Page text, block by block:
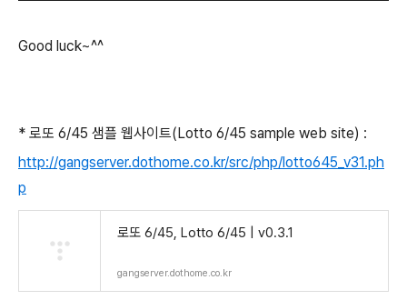
Good luck~^^
* 로또 6/45 샘플 웹사이트(Lotto 6/45 sample web site) :
http://gangserver.dothome.co.kr/src/php/lotto645_v31.ph
p
로또 6/45, Lotto 6/45 | v0.3.1
gangserver.dothome.co.kr